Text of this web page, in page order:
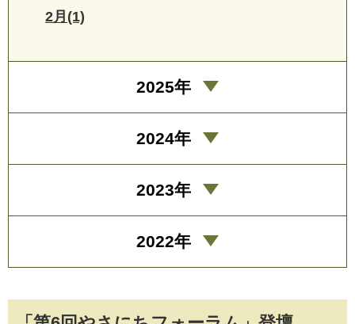
2月(1)
2025年
2024年
2023年
2022年